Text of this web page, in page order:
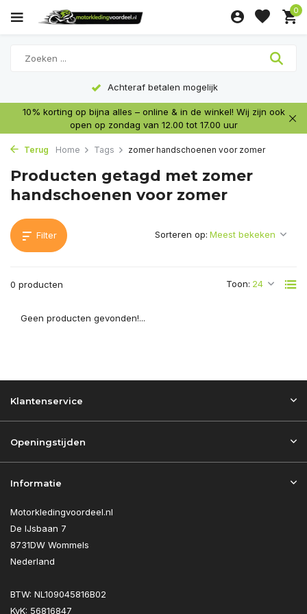
0
Achteraf betalen mogelijk
10% korting op bijna alles – online & in de winkel! Wij zijn ook
open op zondag van 12.00 tot 17.00 uur
Terug Home Tags zomer handschoenen voor zomer
Producten getagd met zomer
handschoenen voor zomer
Filter
0 producten Toon:
Sorteren op:
Geen producten gevonden!...
Klantenservice
Openingstijden
Informatie
Motorkledingvoordeel.nl
De IJsbaan 7
8731DW Wommels
Nederland
BTW: NL109045816B02
KvK: 56816847